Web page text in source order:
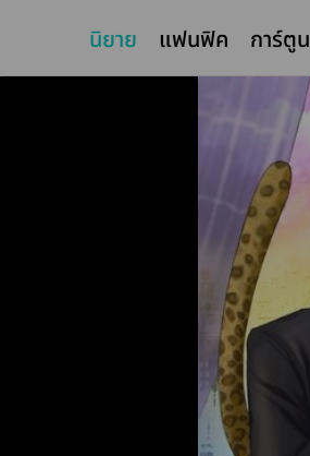
นิยาย แฟนฟิค การ์ตูน